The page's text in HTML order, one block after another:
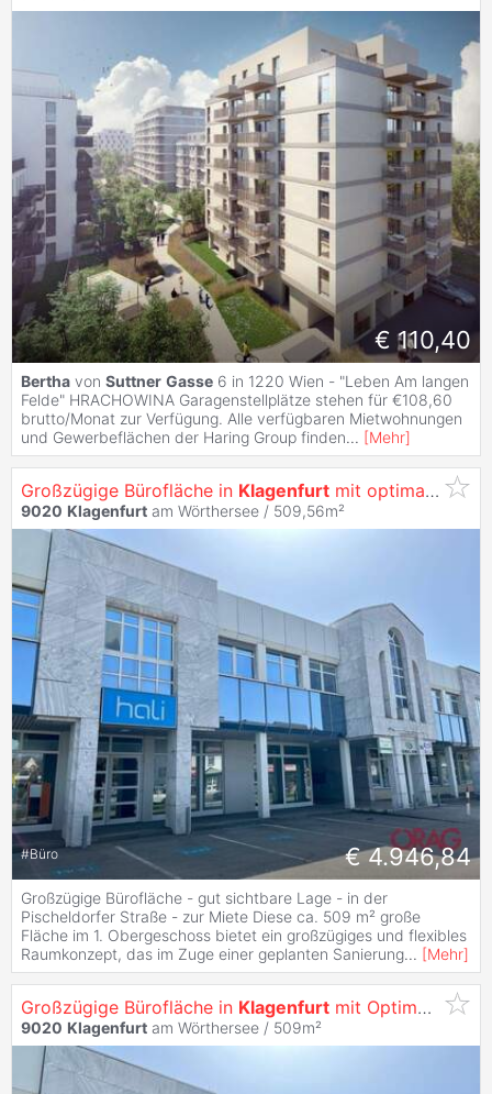
€ 110,40
Bertha von Suttner Gasse 6 in 1220 Wien - "Leben Am langen
Felde" HRACHOWINA Garagenstellplätze stehen für €108,60
brutto/Monat zur Verfügung. Alle verfügbaren Mietwohnungen
und Gewerbeflächen der Haring Group finden... [Mehr]
Großzügige Bürofläche in Klagenfurt mit optimaler Werbewirksamkeit -
9020 Klagenfurt am Wörthersee / 509,56m²
#Büro € 4.946,84
Großzügige Bürofläche - gut sichtbare Lage - in der
Pischeldorfer Straße - zur Miete Diese ca. 509 m² große
Fläche im 1. Obergeschoss bietet ein großzügiges und flexibles
Raumkonzept, das im Zuge einer geplanten Sanierung... [Mehr]
Großzügige Bürofläche in Klagenfurt mit Optimaler Werbewirksamkeit -
9020 Klagenfurt am Wörthersee / 509m²